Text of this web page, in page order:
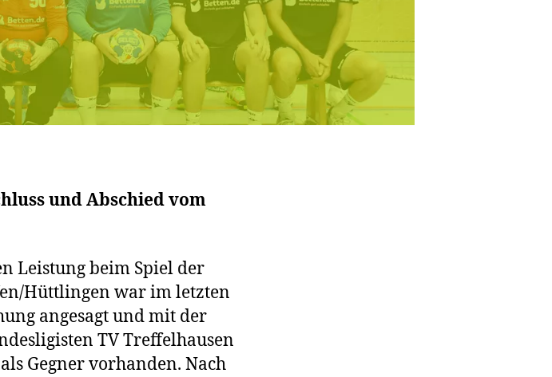
und Abschied vom
Leistung beim Spiel der
Hüttlingen war im letzten
angesagt und mit der
TV Treffelhausen
Gegner vorhanden. Nach